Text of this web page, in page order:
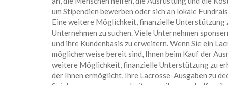
um Stipendien bewerben oder sich an lokale
Eine weitere Möglichkeit, finanzielle Unterstützung
Unternehmen zu suchen. Viele Unternehmen
und ihre Kundenbasis zu erweitern. Wenn Sie ein
möglicherweise bereit sind, Ihnen beim Kauf der
weitere Möglichkeit, finanzielle Unterstützung zu
der Ihnen ermöglicht, Ihre Lacrosse-Ausgaben zu